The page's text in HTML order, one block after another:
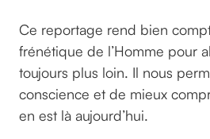
Ce reportage rend bien
frénétique de l’Homme pour
toujours plus loin. Il nous
conscience et de mieux
en est là aujourd’hui.